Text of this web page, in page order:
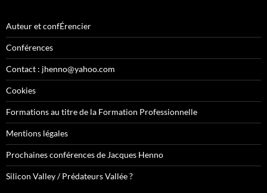
Auteur et confÉrencier
Conférences
Contact : jhenno@yahoo.com
Cookies
Formations au titre de la Formation Professionnelle
Mentions légales
Prochaines conférences de Jacques Henno
Silicon Valley / Prédateurs Vallée ?